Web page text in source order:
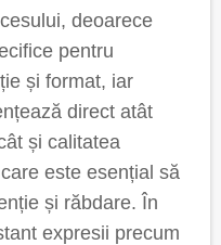
deoarece
pentru
și format, iar
direct atât
și calitatea
este esențial să
și răbdare. În
expresii precum